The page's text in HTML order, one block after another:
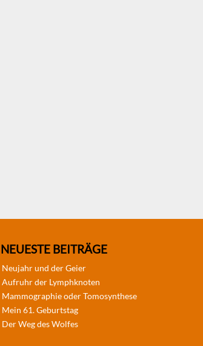
NEUESTE BEITRÄGE
Neujahr und der Geier
Aufruhr der Lymphknoten
Mammographie oder Tomosynthese
Mein 61. Geburtstag
Der Weg des Wolfes